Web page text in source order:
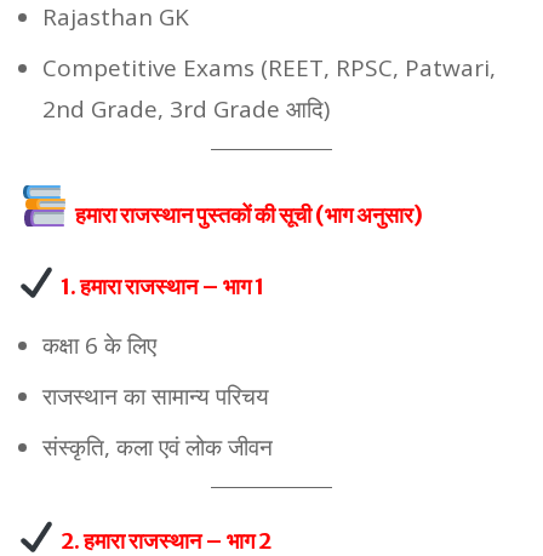
Rajasthan GK
Competitive Exams (REET, RPSC, Patwari,
2nd Grade, 3rd Grade आदि)
हमारा राजस्थान पुस्तकों की सूची (भाग अनुसार)
1. हमारा राजस्थान – भाग 1
कक्षा 6 के लिए
राजस्थान का सामान्य परिचय
संस्कृति, कला एवं लोक जीवन
2. हमारा राजस्थान – भाग 2